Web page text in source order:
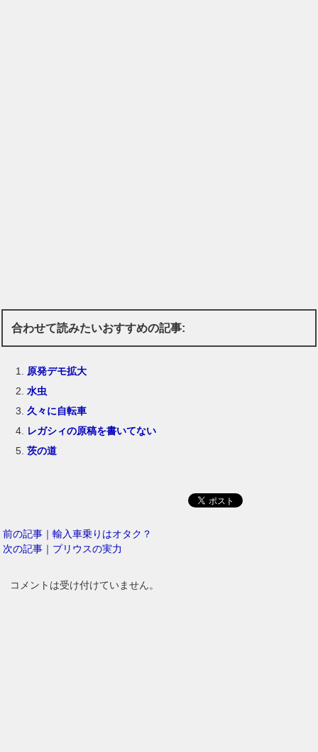
合わせて読みたいおすすめの記事:
原発デモ拡大
水虫
久々に自転車
レガシィの原稿を書いてない
茨の道
前の記事｜輸入車乗りはオタク？
次の記事｜プリウスの実力
コメントは受け付けていません。